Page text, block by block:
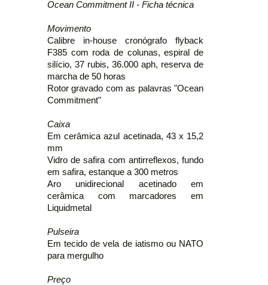
Ocean Commitment II - Ficha técnica
Movimento
Calibre in-house cronógrafo flyback
F385 com roda de colunas, espiral de
silício, 37 rubis, 36.000 aph, reserva de
marcha de 50 horas
Rotor gravado com as palavras "Ocean
Commitment"
Caixa
Em cerâmica azul acetinada, 43 x 15,2
mm
Vidro de safira com antirreflexos, fundo
em safira, estanque a 300 metros
Aro unidirecional acetinado em
cerâmica com marcadores em
Liquidmetal
Pulseira
Em tecido de vela de iatismo ou NATO
para mergulho
Preço